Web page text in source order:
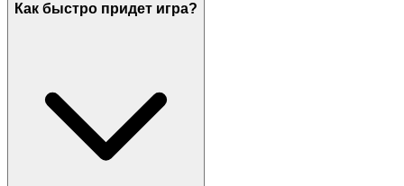
Как быстро придет игра?